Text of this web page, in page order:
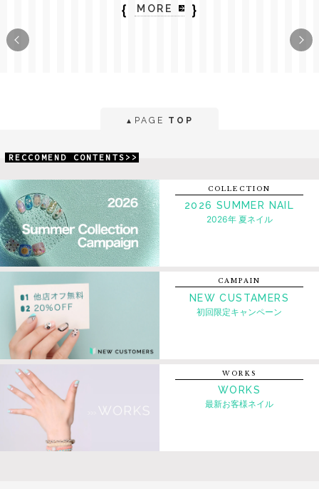
｛ MORE ｝
▲ PAGE TOP
RECCOMEND CONTENTS>>
COLLECTION
2026 SUMMER NAIL
2026年 夏ネイル
CAMPAIN
NEW CUSTAMERS
初回限定キャンペーン
WORKS
WORKS
最新お客様ネイル